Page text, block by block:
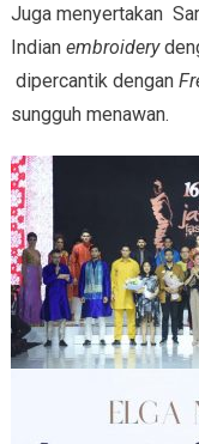
Juga menyertakan
Indian embroidery
dipercantik dengan
sungguh menawan.